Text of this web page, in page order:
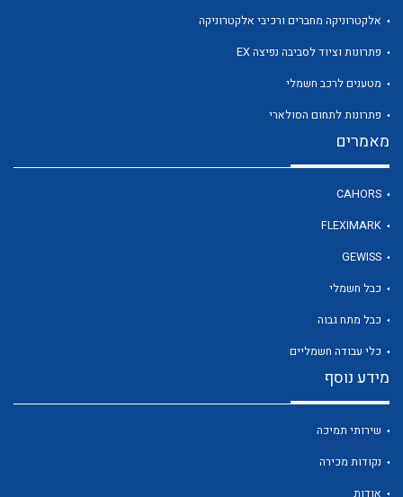
לכל מוצרי היצרן
אלקטרוניקה מחברים ורכיבי אלקטרוניקה
פתרונות וציוד לסביבה נפיצה EX
מטענים לרכב חשמלי
פתרונות לתחום הסולארי
מאמרים
CAHORS
FLEXIMARK
GEWISS
כבל חשמלי
כבל מתח גבוה
כלי עבודה חשמליים
מידע נוסף
שירותי תמיכה
נקודות מכירה
אודות